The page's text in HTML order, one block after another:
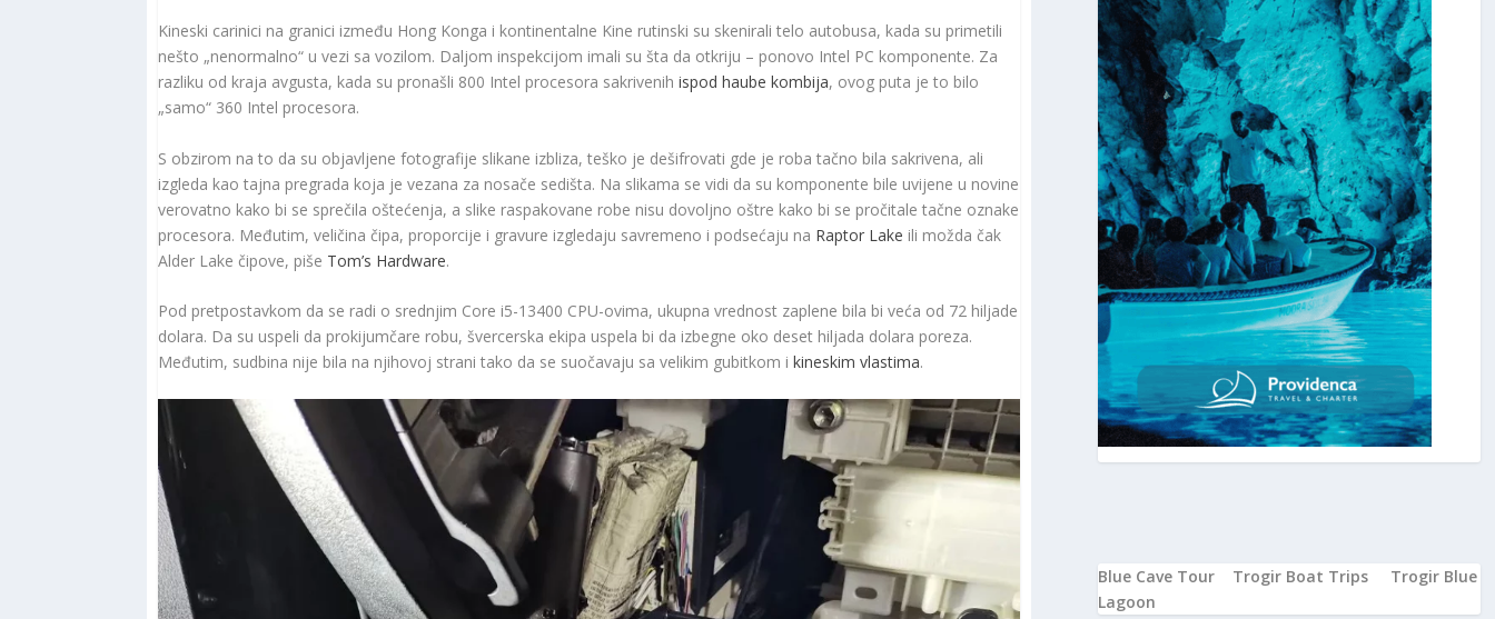
Kineski carinici na granici između Hong Konga i kontinentalne Kine rutinski su skenirali telo autobusa, kada su primetili
nešto „nenormalno“ u vezi sa vozilom. Daljom inspekcijom imali su šta da otkriju – ponovo Intel PC komponente. Za
razliku od kraja avgusta, kada su pronašli 800 Intel procesora sakrivenih ispod haube kombija, ovog puta je to bilo
„samo“ 360 Intel procesora.
S obzirom na to da su objavljene fotografije slikane izbliza, teško je dešifrovati gde je roba tačno bila sakrivena, ali
izgleda kao tajna pregrada koja je vezana za nosače sedišta. Na slikama se vidi da su komponente bile uvijene u novine
verovatno kako bi se sprečila oštećenja, a slike raspakovane robe nisu dovoljno oštre kako bi se pročitale tačne oznake
procesora. Međutim, veličina čipa, proporcije i gravure izgledaju savremeno i podsećaju na Raptor Lake ili možda čak
Alder Lake čipove, piše Tom’s Hardware.
Pod pretpostavkom da se radi o srednjim Core i5-13400 CPU-ovima, ukupna vrednost zaplene bila bi veća od 72 hiljade
dolara. Da su uspeli da prokijumčare robu, švercerska ekipa uspela bi da izbegne oko deset hiljada dolara poreza.
Međutim, sudbina nije bila na njihovoj strani tako da se suočavaju sa velikim gubitkom i kineskim vlastima.
Blue Cave Tour Trogir Boat Trips
Trogir Blue
Lagoon